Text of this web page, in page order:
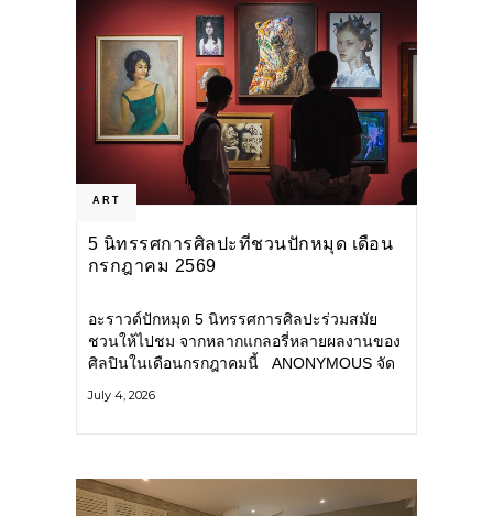
ART
5 นิทรรศการศิลปะที่ชวนปักหมุด เดือน
กรกฎาคม 2569
อะราวด์ปักหมุด 5 นิทรรศการศิลปะร่วมสมัย
ชวนให้ไปชม จากหลากแกลอรี่หลายผลงานของ
ศิลปินในเดือนกรกฎาคมนี้ ANONYMOUS จัด
กลุ่ม Anonymous โดยมี นิ่ม
July 4, 2026